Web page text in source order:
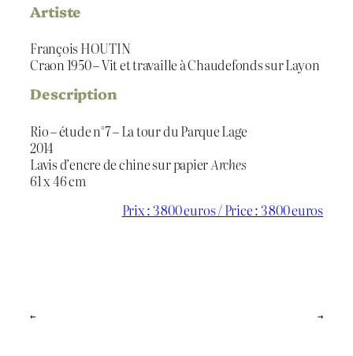
Artiste
François HOUTIN
Craon 1950 – Vit et travaille à Chaudefonds sur Layon
Description
Rio – étude n°7 – La tour du Parque Lage
2014
Lavis d’encre de chine sur papierArches
61 x 46 cm
Prix : 3 800 euros / Price : 3 800 euros
← →